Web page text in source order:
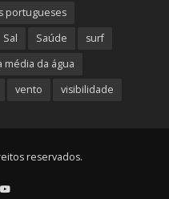
portugueses
Sal Saúde
surf
da água
vento visibilidade
reservados.